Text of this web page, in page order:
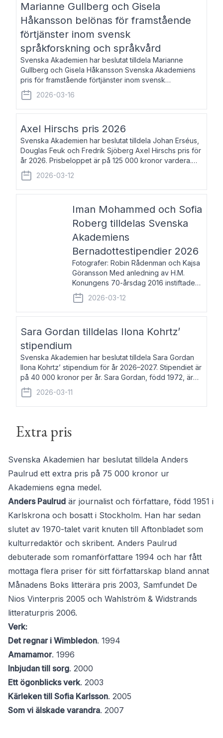
Marianne Gullberg och Gisela
Håkansson belönas för framstående
förtjänster inom svensk
språkforskning och språkvård
Svenska Akademien har beslutat tilldela Marianne
Gullberg och Gisela Håkansson Svenska Akademiens
pris för framstående förtjänster inom svensk
språkforskning och språkvård till minne av Carl Gabriel
och Karin Forsberg för år 2026. Prissumma
2026-03-16
Axel Hirschs pris 2026
Svenska Akademien har beslutat tilldela Johan Erséus,
Douglas Feuk och Fredrik Sjöberg Axel Hirschs pris för
år 2026. Prisbeloppet är på 125 000 kronor vardera.
Johan Erséus, född 1959, är fackboksförfattare och
journalist med mångårigt för
2026-03-12
Iman Mohammed och Sofia
Roberg tilldelas Svenska
Akademiens
Bernadottestipendier 2026
Fotografer: Robin Rådenman och Kajsa
Göransson Med anledning av H.M.
Konungens 70-årsdag 2016 instiftade
fem av de kungliga akademierna det så
kallade Bernadotteprogrammet med
syfte att genom stipendier erbjuda stöd
2026-03-12
Sara Gordan tilldelas Ilona Kohrtz’
stipendium
Svenska Akademien har beslutat tilldela Sara Gordan
Ilona Kohrtz’ stipendium för år 2026–2027. Stipendiet är
på 40 000 kronor per år. Sara Gordan, född 1972, är
författare och översättare. Hon debuterade 2006 med
det prosalyriska verket En
2026-03-11
Extra pris
Svenska Akademien har beslutat tilldela Anders
Paulrud ett extra pris på 75 000 kronor ur
Akademiens egna medel.
Anders Paulrud är journalist och författare, född 1951 i
Karlskrona och bosatt i Stockholm. Han har sedan
slutet av 1970-talet varit knuten till Aftonbladet som
kulturredaktör och skribent. Anders Paulrud
debuterade som romanförfattare 1994 och har fått
mottaga flera priser för sitt författarskap bland annat
Månadens Boks litterära pris 2003, Samfundet De
Nios Vinterpris 2005 och Wahlström & Widstrands
litteraturpris 2006.
Verk:
Det regnar i Wimbledon. 1994
Amamamor. 1996
Inbjudan till sorg. 2000
Ett ögonblicks verk. 2003
Kärleken till Sofia Karlsson. 2005
Som vi älskade varandra. 2007